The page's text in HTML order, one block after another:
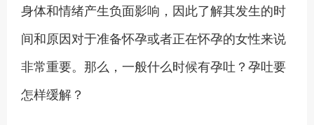
身体和情绪产生负面影响，因此了解其发生的时
间和原因对于准备怀孕或者正在怀孕的女性来说
非常重要。那么，一般什么时候有孕吐？孕吐要
怎样缓解？